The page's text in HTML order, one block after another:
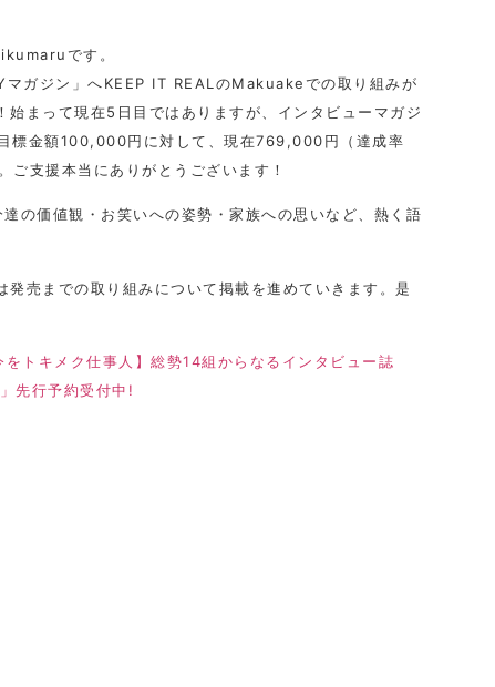
です。
マガジン」へKEEP IT REALのMakuakeでの取り組みが
始まって現在5日目ではありますが、インタビューマガジ
標金額100,000円に対して、現在769,000円（達成率
ご支援本当にありがとうございます！
の価値観・お笑いへの姿勢・家族への思いなど、熱く語
発売までの取り組みについて掲載を進めていきます。是
トキメク仕事人】総勢14組からなるインタビュー誌
先行予約受付中!